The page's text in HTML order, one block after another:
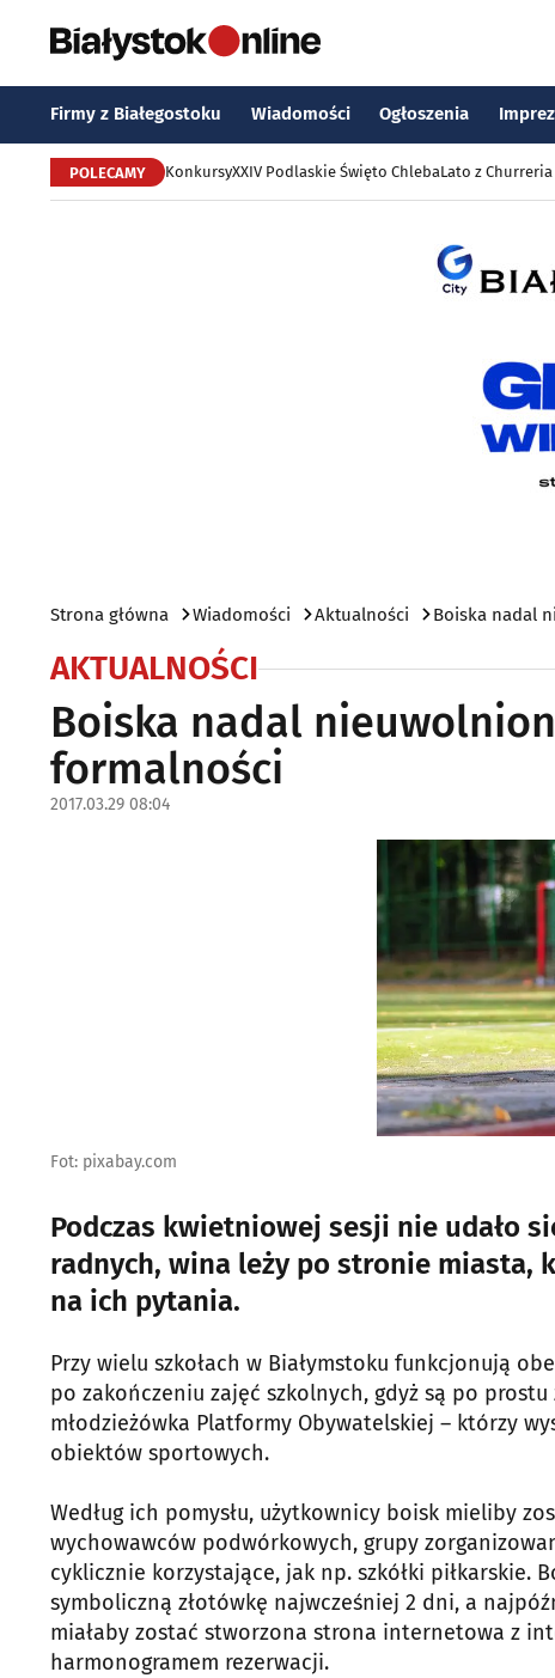
Firmy z Białegostoku Wiadomości Ogłoszenia
POLECAMY KonkursyXXIV Podlaskie Święto ChlebaLato z Churreria
Strona główna Wiadomości Aktualności Boiska nadal
AKTUALNOŚCI
Boiska nadal
formalności
2017.03.29 08:04
Fot: pixabay.com
Podczas kwietniowej sesji nie udało
radnych, wina leży po stronie miasta,
na ich pytania.
Przy wielu szkołach w Białymstoku funkcjonują
po zakończeniu zajęć szkolnych, gdyż są po
młodzieżówka Platformy Obywatelskiej – którzy
obiektów sportowych.
Według ich pomysłu, użytkownicy boisk mieliby
wychowawców podwórkowych, grupy
cyklicznie korzystające, jak np. szkółki piłkarskie.
symboliczną złotówkę najwcześniej 2 dni, a
miałaby zostać stworzona strona internetowa z
harmonogramem rezerwacji.